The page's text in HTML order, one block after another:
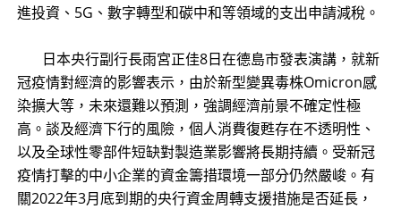
進投資、5G、數字轉型和碳中和等領域的支出申請減稅。
日本央行副行長雨宮正佳8日在德島市發表演講，就新
冠疫情對經濟的影響表示，由於新型變異毒株Omicron感
染擴大等，未來還難以預測，強調經濟前景不確定性極
高。談及經濟下行的風險，個人消費復甦存在不透明性、
以及全球性零部件短缺對製造業影響將長期持續。受新冠
疫情打擊的中小企業的資金籌措環境一部分仍然嚴峻。有
關2022年3月底到期的央行資金周轉支援措施是否延長，